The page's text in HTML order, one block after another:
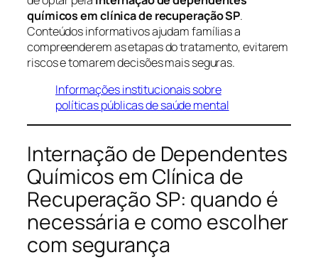
químicos em clínica de recuperação SP.
Conteúdos informativos ajudam famílias a
compreenderem as etapas do tratamento, evitarem
riscos e tomarem decisões mais seguras.
Informações institucionais sobre
políticas públicas de saúde mental
Internação de Dependentes
Químicos em Clínica de
Recuperação SP: quando é
necessária e como escolher
com segurança